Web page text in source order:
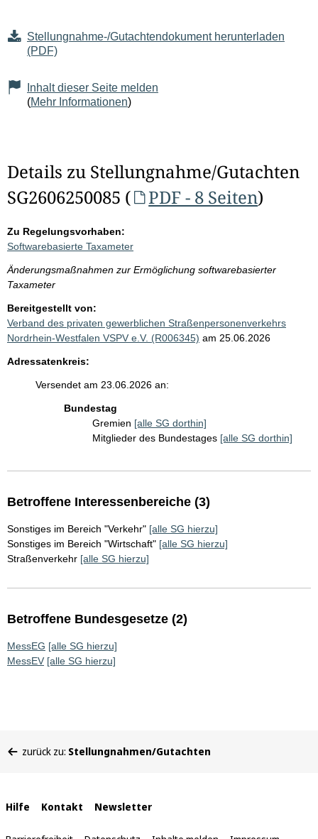
Stellungnahme-/Gutachtendokument herunterladen
(PDF)
Inhalt dieser Seite melden
(Mehr Informationen)
Details zu Stellungnahme/Gutachten
SG2606250085 (
PDF - 8 Seiten)
Zu Regelungsvorhaben:
Softwarebasierte Taxameter
Änderungsmaßnahmen zur Ermöglichung softwarebasierter
Taxameter
Bereitgestellt von:
Verband des privaten gewerblichen Straßenpersonenverkehrs
Nordrhein-Westfalen VSPV e.V. (R006345) am 25.06.2026
Adressatenkreis:
Versendet am 23.06.2026 an:
Bundestag
Gremien [alle SG dorthin]
Mitglieder des Bundestages [alle SG dorthin]
Betroffene Interessenbereiche (3)
Sonstiges im Bereich "Verkehr" [alle SG hierzu]
Sonstiges im Bereich "Wirtschaft" [alle SG hierzu]
Straßenverkehr [alle SG hierzu]
Betroffene Bundesgesetze (2)
MessEG [alle SG hierzu]
MessEV [alle SG hierzu]
befinden
zurück zu: Stellungnahmen/Gutachten
Interne
Links
Hilfe Kontakt Newsletter